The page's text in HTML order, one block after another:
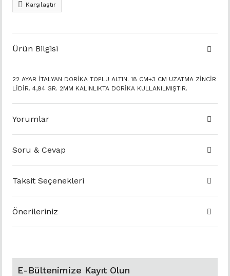
Karşılaştır
Ürün Bilgisi
22 AYAR İTALYAN DORİKA TOPLU ALTIN. 18 CM+3 CM UZATMA ZİNCİR
LİDİR. 4,94 GR. 2MM KALINLIKTA DORİKA KULLANILMIŞTIR.
Yorumlar
Soru & Cevap
Taksit Seçenekleri
Önerileriniz
E-Bültenimize Kayıt Olun